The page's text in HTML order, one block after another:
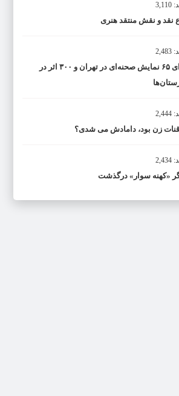
نقد و نقش منتقد هنری
اجرای ۶۵ نمایش صحنه‌ای در تهران و ۳۰۰ اثر در
قنات زن بود، دامادش می شدی؟
«کهنه سوار» درگذشت